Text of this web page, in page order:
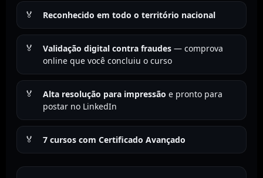
Reconhecido em todo o território nacional
Validação digital contra fraudes — comprova
online que você concluiu o curso
Alta resolução para impressão e pronto para
postar no LinkedIn
7 cursos com Certificado Avançado